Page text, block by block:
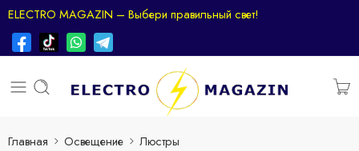
ELECTRO MAGAZIN – Выбери правильный свет!
Главная Освещение Люстры